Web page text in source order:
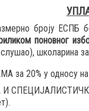
броју ЕСПБ
поновног
школарина
20% у односу на